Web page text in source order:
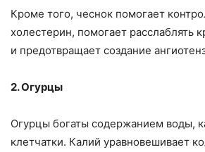
Кроме того, чеснок помогает
холестерин, помогает расслаблять
и предотвращает создание
2. Огурцы
Огурцы богаты содержанием воды,
клетчатки. Калий уравновешивает